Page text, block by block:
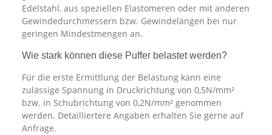
Edelstahl, aus speziellen Elastomeren oder mit anderen
Gewindedurchmessern bzw. Gewindelängen bei nur
geringen Mindestmengen an.
Wie stark können diese Puffer belastet werden?
Für die erste Ermittlung der Belastung kann eine
zulässige Spannung in Druckrichtung von 0,5N/mm²
bzw. in Schubrichtung von 0,2N/mm² genommen
werden. Detailliertere Angaben erhalten Sie gerne auf
Anfrage.